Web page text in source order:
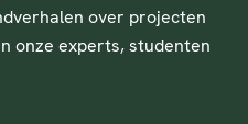
over projecten
onze experts, studenten